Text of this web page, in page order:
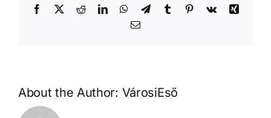
Facebook
X RedditLinkedInWhatsApp
TelegramTumblr Pinterest
Vk
Xing
Email:
About the Author: VárosiEső